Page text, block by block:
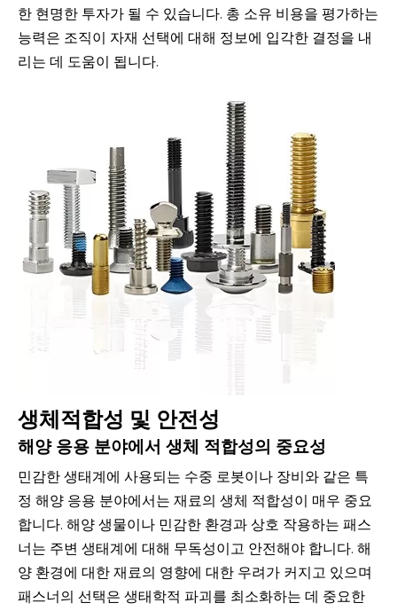
한 현명한 투자가 될 수 있습니다. 총 소유 비용을 평가하는
능력은 조직이 자재 선택에 대해 정보에 입각한 결정을 내
리는 데 도움이 됩니다.
생체적합성 및 안전성
해양 응용 분야에서 생체 적합성의 중요성
민감한 생태계에 사용되는 수중 로봇이나 장비와 같은 특
정 해양 응용 분야에서는 재료의 생체 적합성이 매우 중요
합니다. 해양 생물이나 민감한 환경과 상호 작용하는 패스
너는 주변 생태계에 대해 무독성이고 안전해야 합니다. 해
양 환경에 대한 재료의 영향에 대한 우려가 커지고 있으며
패스너의 선택은 생태학적 파괴를 최소화하는 데 중요한